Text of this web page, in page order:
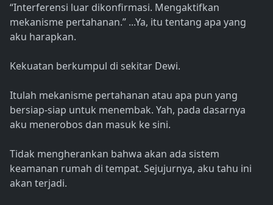
“Interferensi luar dikonfirmasi. Mengaktifkan
mekanisme pertahanan.” ...Ya, itu tentang apa yang
aku harapkan.
Kekuatan berkumpul di sekitar Dewi.
Itulah mekanisme pertahanan atau apa pun yang
bersiap-siap untuk menembak. Yah, pada dasarnya
aku menerobos dan masuk ke sini.
Tidak mengherankan bahwa akan ada sistem
keamanan rumah di tempat. Sejujurnya, aku tahu ini
akan terjadi.